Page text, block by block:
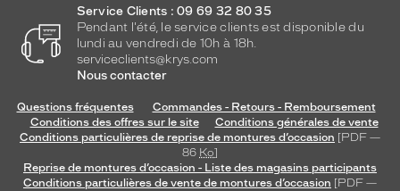
Service Clients : 09 69 32 80 35
Pendant l'été, le service clients est disponible du
lundi au vendredi de 10h à 18h.
serviceclients@krys.com
Nous contacter
Questions fréquentes
Commandes - Retours - Remboursement
Conditions des offres sur le site
Conditions générales de vente
Conditions particulières de reprise de montures d’occasion [PDF —
86 Ko]
Reprise de montures d’occasion - Liste des magasins participants
Conditions particulières de vente de montures d’occasion [PDF —